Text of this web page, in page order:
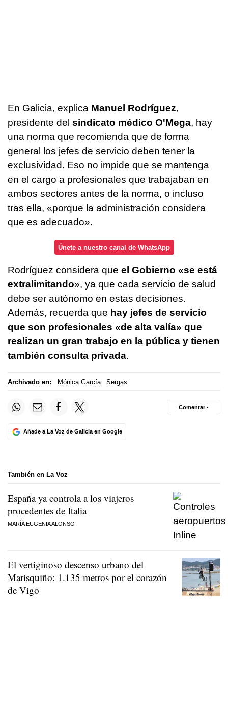
En Galicia, explica Manuel Rodríguez,
presidente del sindicato médico O'Mega, hay
una norma que recomienda que de forma
general los jefes de servicio deben tener la
exclusividad. Eso no impide que se mantenga
en el cargo a profesionales que trabajaban en
ambos sectores antes de la norma, o incluso
tras ella, «porque la administración considera
que es adecuado».
Únete a nuestro canal de WhatsApp
Rodríguez considera que el Gobierno «se está
extralimitando», ya que cada servicio de salud
debe ser autónomo en estas decisiones.
Además, recuerda que hay jefes de servicio
que son profesionales «de alta valía» que
realizan un gran trabajo en la pública y tienen
también consulta privada.
Archivado en: Mónica García Sergas
Añade a La Voz de Galicia en Google
Comentar ·
También en La Voz
España ya controla a los viajeros
procedentes de Italia
MARÍA EUGENIA ALONSO
El vertiginoso descenso urbano del
Marisquiño: 1.135 metros por el corazón
de Vigo